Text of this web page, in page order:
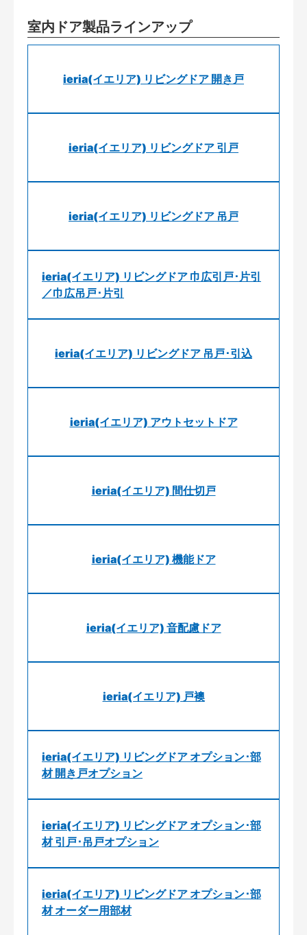
室内ドア製品ラインアップ
ieria(イエリア) リビングドア 開き戸
ieria(イエリア) リビングドア 引戸
ieria(イエリア) リビングドア 吊戸
ieria(イエリア) リビングドア 巾広引戸･片引
／巾広吊戸･片引
ieria(イエリア) リビングドア 吊戸･引込
ieria(イエリア) アウトセットドア
ieria(イエリア) 間仕切戸
ieria(イエリア) 機能ドア
ieria(イエリア) 音配慮ドア
ieria(イエリア) 戸襖
ieria(イエリア) リビングドア オプション･部
材 開き戸オプション
ieria(イエリア) リビングドア オプション･部
材 引戸･吊戸オプション
ieria(イエリア) リビングドア オプション･部
材 オーダー用部材